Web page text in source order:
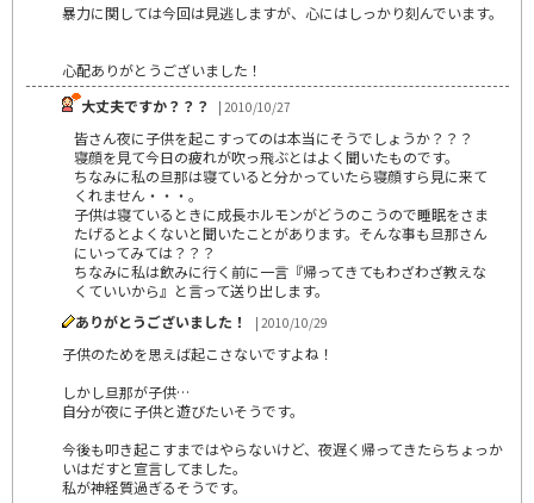
暴力に関しては今回は見逃しますが、心にはしっかり刻んでいます。
心配ありがとうございました！
大丈夫ですか？？？
| 2010/10/27
皆さん夜に子供を起こすってのは本当にそうでしょうか？？？
寝顔を見て今日の疲れが吹っ飛ぶとはよく聞いたものです。
ちなみに私の旦那は寝ていると分かっていたら寝顔すら見に来て
くれません・・・。
子供は寝ているときに成長ホルモンがどうのこうので睡眠をさま
たげるとよくないと聞いたことがあります。そんな事も旦那さん
にいってみては？？？
ちなみに私は飲みに行く前に一言『帰ってきてもわざわざ教えな
くていいから』と言って送り出します。
ありがとうございました！
| 2010/10/29
子供のためを思えば起こさないですよね！
しかし旦那が子供…
自分が夜に子供と遊びたいそうです。
今後も叩き起こすまではやらないけど、夜遅く帰ってきたらちょっか
いはだすと宣言してました。
私が神経質過ぎるそうです。